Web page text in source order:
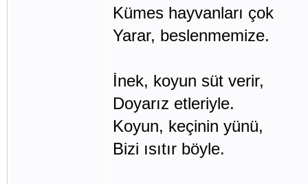
Kümes hayvanları çok
Yarar, beslenmemize.
İnek, koyun süt verir,
Doyarız etleriyle.
Koyun, keçinin yünü,
Bizi ısıtır böyle.